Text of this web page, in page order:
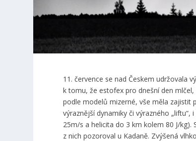
11. července se nad Českem udržovala
k tomu, že estofex pro dnešní den
podle modelů mizerné, vše měla zajistit
výraznější dynamiky či výrazného
25m/s a helicita do 3 km kolem 80 J/
z nich pozoroval u Kadaně. Zvýšená